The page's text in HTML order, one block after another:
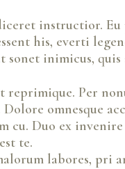
instructior. Eu
his, everti
sonet inimicus, quis
reprimique. Per
omnesque
cu. Duo ex
te.
labores, pri